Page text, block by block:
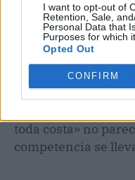
I want to opt-out of
Retention, Sale,
Personal Data that
Purposes for which
Opted Out
CONFIRM
Mientras tanto,
Amodei— ha
clientes que
empresarial que sí
ha puesto presión
toda costa» no
competencia se